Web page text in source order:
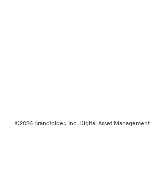
©2026 Brandfolder, Inc. Digital Asset Management